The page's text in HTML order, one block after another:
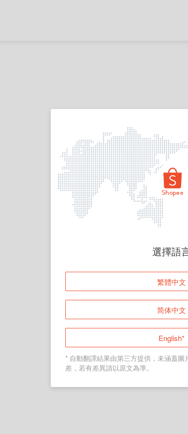
頁面無法顯
登入
返回首頁
選擇語
繁體中文
简体中文
English*
* 自動翻譯結果由第三方提供，未涵蓋
差，若有差異請以原文為準。